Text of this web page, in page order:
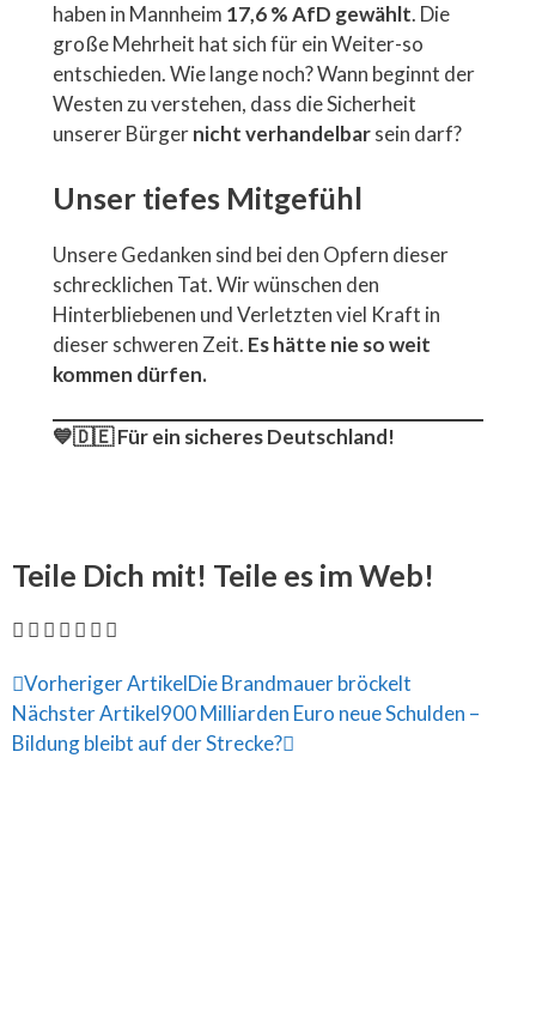
haben in Mannheim 17,6 % AfD gewählt. Die
große Mehrheit hat sich für ein Weiter-so
entschieden. Wie lange noch? Wann beginnt der
Westen zu verstehen, dass die Sicherheit
unserer Bürgernicht verhandelbarsein darf?
Unser tiefes Mitgefühl
Unsere Gedanken sind bei den Opfern dieser
schrecklichen Tat. Wir wünschen den
Hinterbliebenen und Verletzten viel Kraft in
dieser schweren Zeit. Es hätte nie so weit
kommen dürfen.
💙🇩🇪 Für ein sicheres Deutschland!
Teile Dich mit! Teile es im Web!
Vorheriger ArtikelDie Brandmauer bröckelt
Nächster Artikel900 Milliarden Euro neue Schulden –
Bildung bleibt auf der Strecke?